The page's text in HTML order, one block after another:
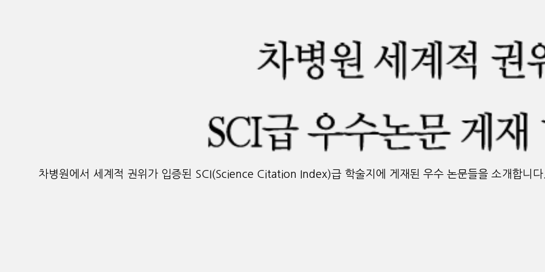
차병원에서 세계적 권위가 입증된 SCI(Science Citation Index)급 학술지에 게재된 우수 논문들을 소개합니